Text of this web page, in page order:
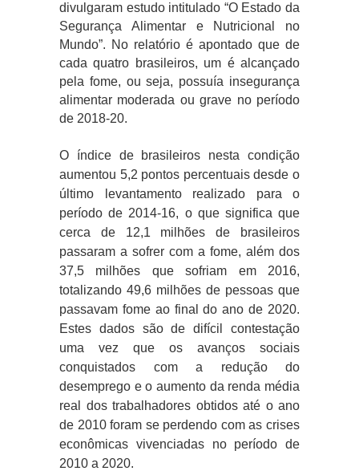
divulgaram estudo intitulado “O Estado da
Segurança Alimentar e Nutricional no
Mundo”. No relatório é apontado que de
cada quatro brasileiros, um é alcançado
pela fome, ou seja, possuía insegurança
alimentar moderada ou grave no período
de 2018-20.
O índice de brasileiros nesta condição
aumentou 5,2 pontos percentuais desde o
último levantamento realizado para o
período de 2014-16, o que significa que
cerca de 12,1 milhões de brasileiros
passaram a sofrer com a fome, além dos
37,5 milhões que sofriam em 2016,
totalizando 49,6 milhões de pessoas que
passavam fome ao final do ano de 2020.
Estes dados são de difícil contestação
uma vez que os avanços sociais
conquistados com a redução do
desemprego e o aumento da renda média
real dos trabalhadores obtidos até o ano
de 2010 foram se perdendo com as crises
econômicas vivenciadas no período de
2010 a 2020.